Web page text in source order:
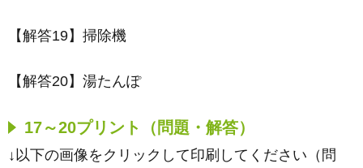
【解答19】掃除機
【解答20】湯たんぽ
17～20プリント（問題・解答）
↓以下の画像をクリックして印刷してください（問